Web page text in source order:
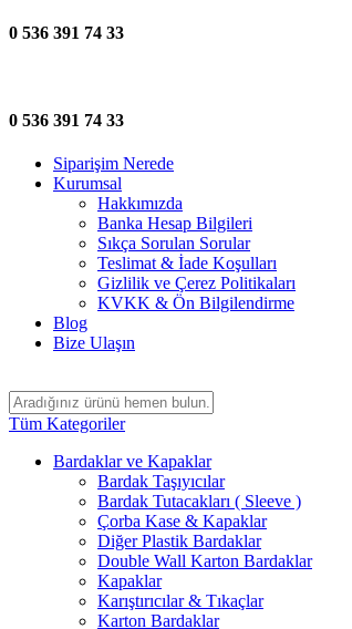
0 536 391 74 33
0 536 391 74 33
Siparişim Nerede
Kurumsal
Hakkımızda
Banka Hesap Bilgileri
Sıkça Sorulan Sorular
Teslimat & İade Koşulları
Gizlilik ve Çerez Politikaları
KVKK & Ön Bilgilendirme
Blog
Bize Ulaşın
Tüm Kategoriler
Bardaklar ve Kapaklar
Bardak Taşıyıcılar
Bardak Tutacakları ( Sleeve )
Çorba Kase & Kapaklar
Diğer Plastik Bardaklar
Double Wall Karton Bardaklar
Kapaklar
Karıştırıcılar & Tıkaçlar
Karton Bardaklar